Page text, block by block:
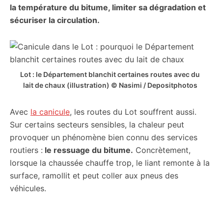
la température du bitume, limiter sa dégradation et
sécuriser la circulation.
Lot : le Département blanchit certaines routes avec du
lait de chaux (illustration) © Nasimi / Depositphotos
Avec la canicule, les routes du Lot souffrent aussi.
Sur certains secteurs sensibles, la chaleur peut
provoquer un phénomène bien connu des services
routiers : le ressuage du bitume. Concrètement,
lorsque la chaussée chauffe trop, le liant remonte à la
surface, ramollit et peut coller aux pneus des
véhicules.